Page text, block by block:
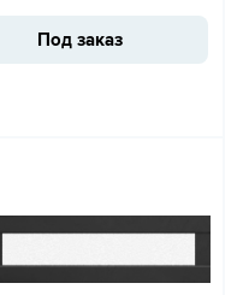
Под заказ